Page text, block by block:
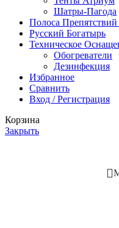
Шатры-Пагода
Полоса Препятствий
Русский Богатырь
Техническое
Обогреватели
Дезинфекция
Избранное
Сравнить
Вход / Регистрация
Корзина
Закрыть